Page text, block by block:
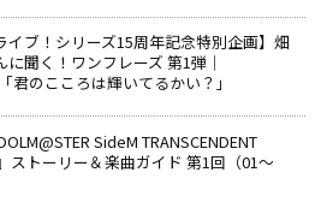
イブ！シリーズ15周年記念特別企画】畑
に聞く！ワンフレーズ 第1弾｜
君のこころは輝いてるかい？」
SideM TRANSCENDENT
ストーリー＆楽曲ガイド 第1回（01～